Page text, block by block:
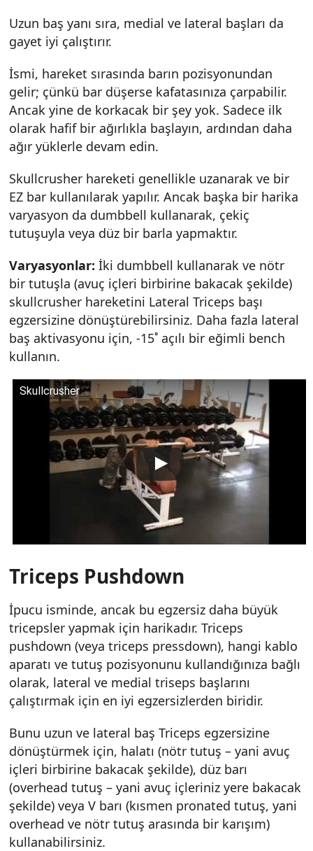
Uzun baş yanı sıra, medial ve lateral başları da
gayet iyi çalıştırır.
İsmi, hareket sırasında barın pozisyonundan
gelir; çünkü bar düşerse kafatasınıza çarpabilir.
Ancak yine de korkacak bir şey yok. Sadece ilk
olarak hafif bir ağırlıkla başlayın, ardından daha
ağır yüklerle devam edin.
Skullcrusher hareketi genellikle uzanarak ve bir
EZ bar kullanılarak yapılır. Ancak başka bir harika
varyasyon da dumbbell kullanarak, çekiç
tutuşuyla veya düz bir barla yapmaktır.
Varyasyonlar: İki dumbbell kullanarak ve nötr
bir tutuşla (avuç içleri birbirine bakacak şekilde)
skullcrusher hareketini Lateral Triceps başı
egzersizine dönüştürebilirsiniz. Daha fazla lateral
baş aktivasyonu için, -15˚ açılı bir eğimli bench
kullanın.
Skullcrusher
Triceps Pushdown
İpucu isminde, ancak bu egzersiz daha büyük
tricepsler yapmak için harikadır. Triceps
pushdown (veya triceps pressdown), hangi kablo
aparatı ve tutuş pozisyonunu kullandığınıza bağlı
olarak, lateral ve medial triseps başlarını
çalıştırmak için en iyi egzersizlerden biridir.
Bunu uzun ve lateral baş Triceps egzersizine
dönüştürmek için, halatı (nötr tutuş – yani avuç
içleri birbirine bakacak şekilde), düz barı
(overhead tutuş – yani avuç içleriniz yere bakacak
şekilde) veya V barı (kısmen pronated tutuş, yani
overhead ve nötr tutuş arasında bir karışım)
kullanabilirsiniz.